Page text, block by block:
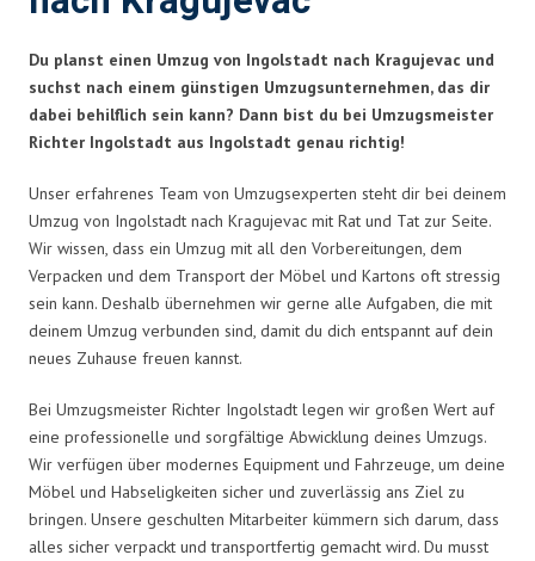
Du planst einen Umzug von Ingolstadt nach Kragujevac und
suchst nach einem günstigen Umzugsunternehmen, das dir
dabei behilflich sein kann? Dann bist du bei Umzugsmeister
Richter Ingolstadt aus Ingolstadt genau richtig!
Unser erfahrenes Team von Umzugsexperten steht dir bei deinem
Umzug von Ingolstadt nach Kragujevac mit Rat und Tat zur Seite.
Wir wissen, dass ein Umzug mit all den Vorbereitungen, dem
Verpacken und dem Transport der Möbel und Kartons oft stressig
sein kann. Deshalb übernehmen wir gerne alle Aufgaben, die mit
deinem Umzug verbunden sind, damit du dich entspannt auf dein
neues Zuhause freuen kannst.
Bei Umzugsmeister Richter Ingolstadt legen wir großen Wert auf
eine professionelle und sorgfältige Abwicklung deines Umzugs.
Wir verfügen über modernes Equipment und Fahrzeuge, um deine
Möbel und Habseligkeiten sicher und zuverlässig ans Ziel zu
bringen. Unsere geschulten Mitarbeiter kümmern sich darum, dass
alles sicher verpackt und transportfertig gemacht wird. Du musst